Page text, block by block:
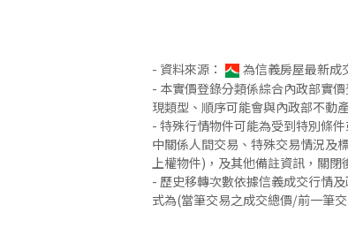
- 資料來源： 為信義房屋最新成
- 本實價登錄分類係綜合內政部實
現類型、順序可能會與內政部不動
- 特殊行情物件可能為受到特別條
中關係人間交易、特殊交易情況及
上權物件)，及其他備註資訊，關閉
- 歷史移轉次數依據信義成交行情
式為(當筆交易之成交總價/前一筆